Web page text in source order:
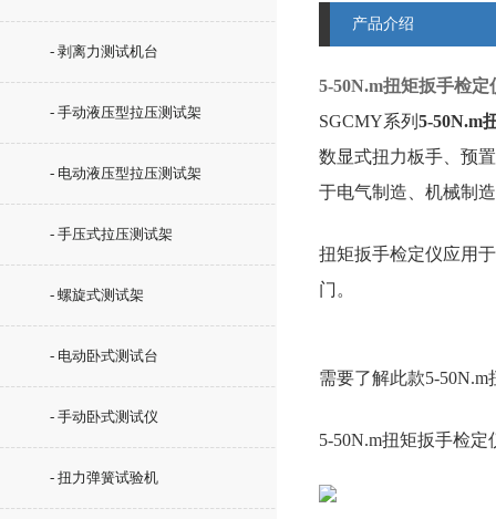
- 剥离力测试机台
- 手动液压型拉压测试架
- 电动液压型拉压测试架
- 手压式拉压测试架
- 螺旋式测试架
- 电动卧式测试台
- 手动卧式测试仪
- 扭力弹簧试验机
产品介绍
5-50N.m扭矩扳手检
SGCMY系列 5-50N.m
数显式扭力板手、预
于电气制造、机械制
扭矩扳手检定仪应用
门。
需要了解此款5-
5-50N.m扭矩扳手检定